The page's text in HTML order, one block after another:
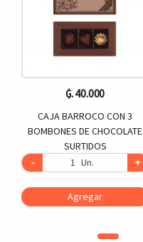
₲. 40.000
CAJA BARROCO CON 3
BOMBONES DE CHOCOLATE
SURTIDOS
-
Un. +
Agregar